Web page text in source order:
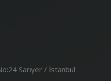
Sarıyer / İstanbul